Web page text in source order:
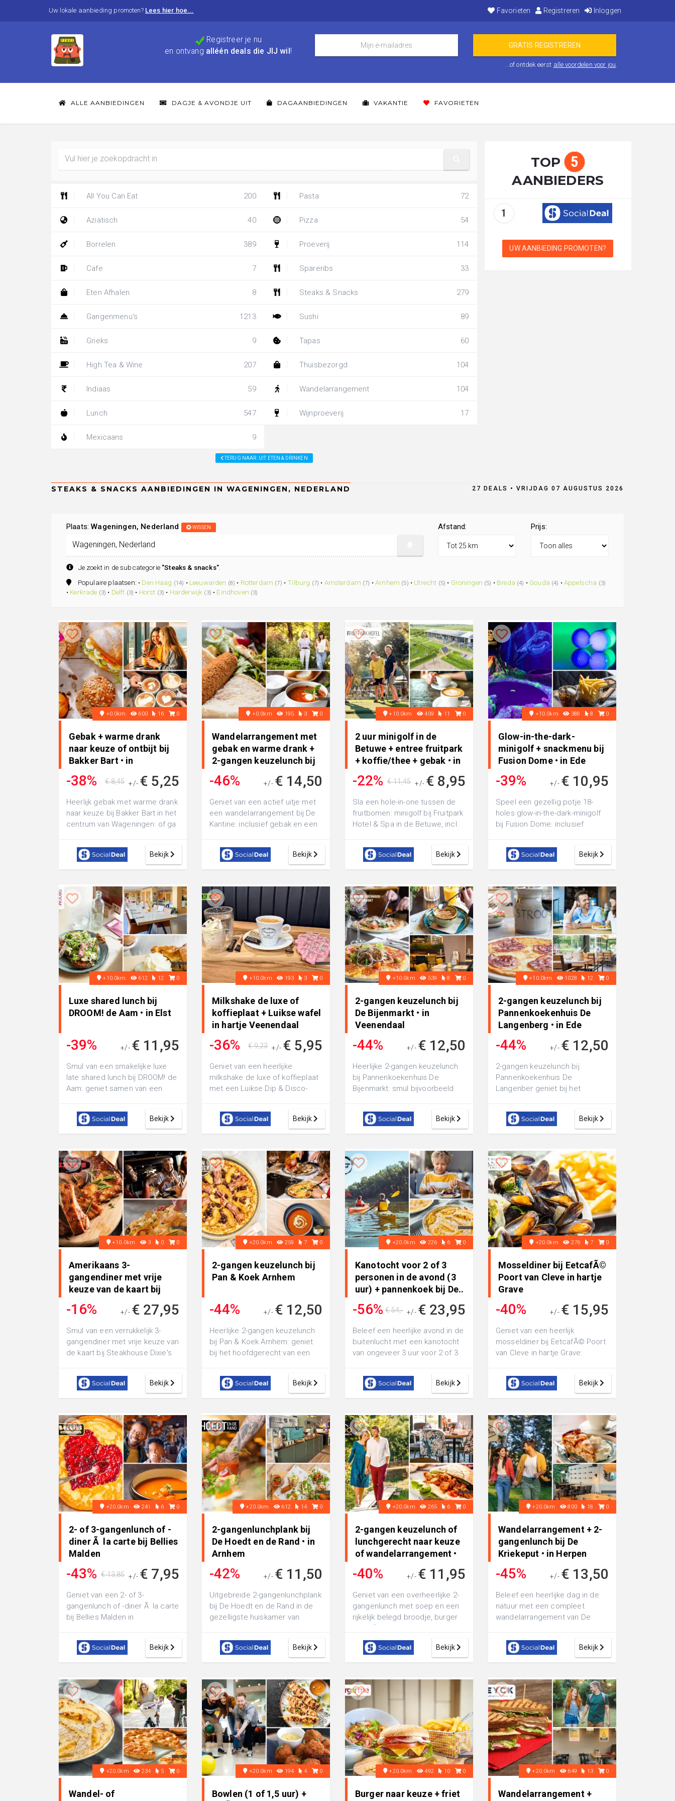
Uw lokale aanbieding promoten? Lees hier hoe... Favorieten Registreren Inloggen
Registreer je nu
en ontvang alléén deals die JIJ wil !
...of ontdek eerst alle voordelen voor jou.
ALLE AANBIEDINGEN DAGJE & AVONDJE UIT DAGAANBIEDINGEN VAKANTIE FAVORIETEN
All You Can Eat 200
Aziatisch 40
Borrelen 389
Cafe 7
Eten Afhalen 8
Gangenmenu's 1213
Grieks 9
High Tea & Wine 207
Indiaas 59
Lunch 547
Mexicaans 9
Pasta 72
Pizza 54
Proeverij 114
Spareribs 33
Steaks & Snacks 279
Sushi 89
Tapas 60
Thuisbezorgd 104
Wandelarrangement 104
Wijnproeverij 17
TERUG NAAR: UIT ETEN & DRINKEN
TOP 5
AANBIEDERS
1
UW AANBIEDING PROMOTEN?
27 DEALS • VRIJDAG 07 AUGUSTUS 2026
Plaats:Wageningen, Nederland WISSEN
Je zoekt in de subcategorie "Steaks & snacks".
Afstand: Prijs:
Populaire plaatsen: • Den Haag (14) • Leeuwarden (8) • Rotterdam (7) • Tilburg (7) • Amsterdam (7) •Arnhem (5) • Utrecht (5) • Groningen (5) • Breda (4) • Gouda (4) • Appelscha (3)
• Kerkrade (3) • Delft (3) • Horst (3) • Harderwijk (3) • Eindhoven (3)
+0.0km 600 16 0
Gebak + warme drank
naar keuze of ontbijt bij
Bakker Bart • in
-38% +/- € 5,25
€ 8,45
Heerlijk gebak met warme drank
naar keuze bij Bakker Bart in het
centrum van Wageningen: of ga
Bekijk
+0.0km 195 3 0
Wandelarrangement met
gebak en warme drank +
2-gangen keuzelunch bij
-46% +/- € 14,50
Geniet van een actief uitje met
een wandelarrangement bij De
Kantine: inclusief gebak en een
wan...
Bekijk
+10.0km 409 11 0
2 uur minigolf in de
Betuwe + entree fruitpark
+ koffie/thee + gebak • in
-22% +/- € 8,95
€ 11,45
Sla een hole-in-one tussen de
fruitbomen: minigolf bij Fruitpark
Hotel & Spa in de Betuwe, incl.
Bekijk
+10.0km 388 8 0
Glow-in-the-dark-
minigolf + snackmenu bij
Fusion Dome • in Ede
-39% +/- € 10,95
Speel een gezellig potje 18-
holes glow-in-the-dark-minigolf
bij Fusion Dome: inclusief
een sna...
Bekijk
+10.0km 612 12 0
Luxe shared lunch bij
DROOM! de Aam • in Elst
-39% +/- € 11,95
Smul van een smakelijke luxe
late shared lunch bij DROOM! de
Aam: geniet samen van een
verschillende l...
Bekijk
+10.0km 193 3 0
Milkshake de luxe of
koffieplaat + Luikse wafel
in hartje Veenendaal
-36% +/- € 5,95
€ 9,23
Geniet van een heerlijke
milkshake de luxe of koffieplaat
met een Luikse Dip & Disco-
de e...
Bekijk
+10.0km 539 8 0
2-gangen keuzelunch bij
De Bijenmarkt • in
Veenendaal
-44% +/- € 12,50
Heerlijke 2-gangen keuzelunch
bij Pannenkoekenhuis De
Bijenmarkt: smul bijvoorbeeld
heerlijke ...
Bekijk
+10.0km 1028 12 0
2-gangen keuzelunch bij
Pannenkoekenhuis De
Langenberg • in Ede
-44% +/- € 12,50
2-gangen keuzelunch bij
Pannenkoekenhuis De
Langenber geniet bij het
ambachtelijke pannenkoek met
3 to...
Bekijk
+10.0km 3 0 0
Amerikaans 3-
gangendiner met vrije
keuze van de kaart bij
-16% +/- € 27,95
Smul van een verrukkelijk 3-
gangendiner met vrije keuze van
de kaart bij Steakhouse Dixie's
Bekijk
+20.0km 259 7 0
2-gangen keuzelunch bij
Pan & Koek Arnhem
-44% +/- € 12,50
Heerlijke 2-gangen keuzelunch
bij Pan & Koek Arnhem: geniet
bij het hoofdgerecht van een
ing...
Bekijk
+20.0km 226 6 0
Kanotocht voor 2 of 3
personen in de avond (3
uur) + pannenkoek bij De..
-56% +/- € 23,95
€ 54,-
Beleef een heerlijke avond in de
buitenlucht met een kanotocht
van ongeveer 3 uur voor 2 of 3
Bekijk
+20.0km 276 7 0
Mosseldiner bij EetcafÃ©
Poort van Cleve in hartje
Grave
-40% +/- € 15,95
Geniet van een heerlijk
mosseldiner bij EetcafÃ© Poort
van Cleve in hartje Grave:
friet, sau...
Bekijk
+20.0km 241 6 0
2- of 3-gangenlunch of -
diner Ã la carte bij Bellies
Malden
-43% +/- € 7,95
€ 13,85
Geniet van een 2- of 3-
gangenlunch of -diner Ã la carte
bij Bellies Malden in
bijvoorbeeld de...
Bekijk
+20.0km 612 14 0
2-gangenlunchplank bij
De Hoedt en de Rand • in
Arnhem
-42% +/- € 11,50
Uitgebreide 2-gangenlunchplank
bij De Hoedt en de Rand in de
gezelligste huiskamer van
kroke...
Bekijk
+20.0km 265 6 0
2-gangen keuzelunch of
lunchgerecht naar keuze
of wandelarrangement •
-40% +/- € 11,95
Geniet van een overheerlijke 2-
gangenlunch met soep en een
rijkelijk belegd broodje, burger
Bekijk
+20.0km 800 18 0
Wandelarrangement + 2-
gangenlunch bij De
Kriekeput • in Herpen
-45% +/- € 13,50
Beleef een heerlijke dag in de
natuur met een compleet
wandelarrangement van De
drank of fri...
Bekijk
+20.0km 234 5 0
Wandel- of
+20.0km 194 4 0
Bowlen (1 of 1,5 uur) +
+20.0km 492 10 0
Burger naar keuze + friet
+20.0km 649 13 0
Wandelarrangement +